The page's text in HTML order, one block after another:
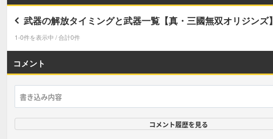
武器の解放タイミングと武器一覧【真・三國無双オリジンズ】
1-0件を表示中 / 合計0件
コメント
コメント履歴を見る